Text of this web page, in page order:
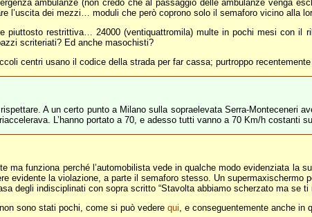
ambulanze (non credo che al passaggio delle ambulanze venga
l’uscita dei mezzi… moduli che però coprono solo il semaforo vicino alla
piuttosto restrittiva… 24000 (ventiquattromila) multe in pochi mesi con il
scriteriati? Ed anche masochisti?
centri usano il codice della strada per far cassa; purtroppo
A un certo punto a Milano sulla sopraelevata Serra-Monteceneri
L’hanno portato a 70, e adesso tutti vanno a 70 Km/h costanti
ma funziona perché l’automobilista vede in qualche modo evidenziata la
evidente la violazione, a parte il semaforo stesso. Un
degli indisciplinati con sopra scritto “Stavolta abbiamo scherzato ma se
sono stati pochi, come si può vedere qui, e conseguentemente anche in